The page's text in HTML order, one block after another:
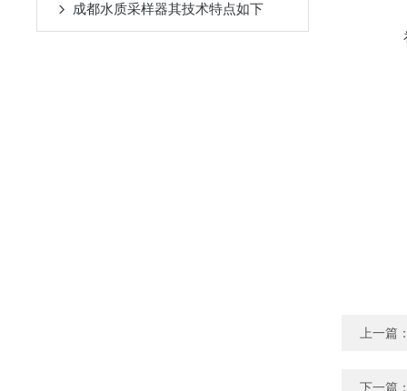
成都水质采样器其技术特点如下
上一篇
下一篇